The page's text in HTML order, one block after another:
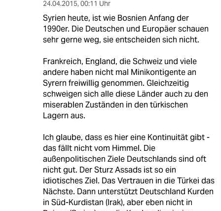
24.04.2015, 00:11 Uhr
Syrien heute, ist wie Bosnien Anfang der
1990er. Die Deutschen und Europäer schauen
sehr gerne weg, sie entscheiden sich nicht.
Frankreich, England, die Schweiz und viele
andere haben nicht mal Minikontigente an
Syrern freiwillig genommen. Gleichzeitig
schweigen sich alle diese Länder auch zu den
miserablen Zuständen in den türkischen
Lagern aus.
Ich glaube, dass es hier eine Kontinuität gibt -
das fällt nicht vom Himmel. Die
außenpolitischen Ziele Deutschlands sind oft
nicht gut. Der Sturz Assads ist so ein
idiotisches Ziel. Das Vertrauen in die Türkei das
Nächste. Dann unterstützt Deutschland Kurden
in Süd-Kurdistan (Irak), aber eben nicht in